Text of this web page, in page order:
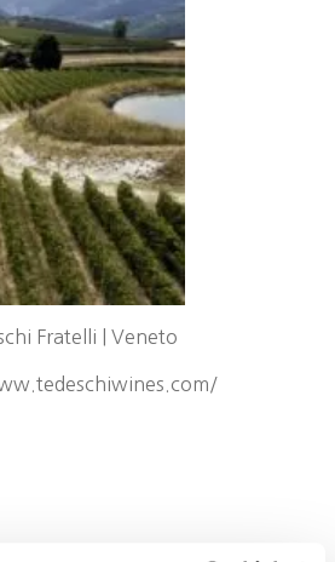
Fratelli | Veneto